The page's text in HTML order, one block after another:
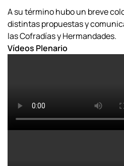
A su término hubo un breve
distintas propuestas y
las Cofradías y Hermandades.
Vídeos Plenario